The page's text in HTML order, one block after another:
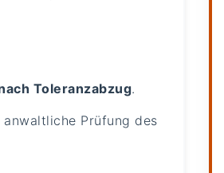
Toleranzabzug.
Prüfung des